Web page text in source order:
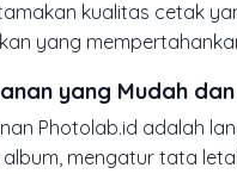
kualitas cetak
yang
yang Mudah
Photolab.id adalah
mengatur tata